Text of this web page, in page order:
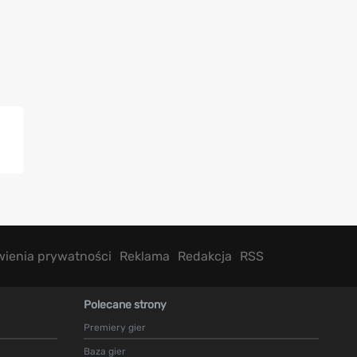
prywatności Reklama Redakcja RSS
Polecane strony
Premiery gier
Baza gier